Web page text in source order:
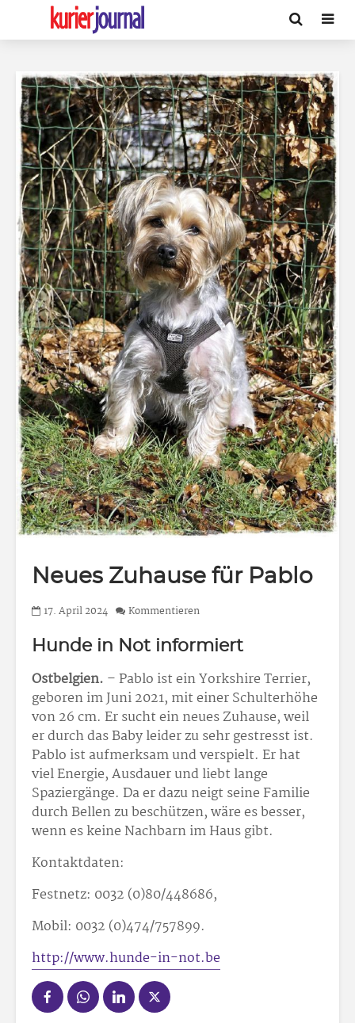
Neues Zuhause für Pablo
17. April 2024 Kommentieren
Hunde in Not informiert
Ostbelgien. – Pablo ist ein Yorkshire Terrier,
geboren im Juni 2021, mit einer Schulterhöhe
von 26 cm. Er sucht ein neues Zuhause, weil
er durch das Baby leider zu sehr gestresst ist.
Pablo ist aufmerksam und verspielt. Er hat
viel Energie, Ausdauer und liebt lange
Spaziergänge. Da er dazu neigt seine Familie
durch Bellen zu beschützen, wäre es besser,
wenn es keine Nachbarn im Haus gibt.
Kontaktdaten:
Festnetz: 0032 (0)80/448686,
Mobil: 0032 (0)474/757899.
http://www.hunde-in-not.be